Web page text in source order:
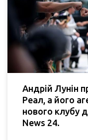
Андрій Лунін
Реал, а його
нового клубу
News 24.